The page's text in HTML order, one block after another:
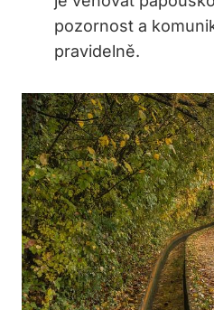
pozornost a
pravidelně.